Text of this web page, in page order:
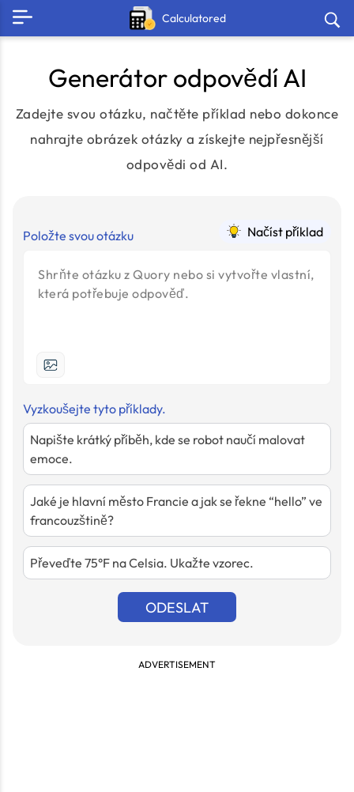
Calculatored
Generátor odpovědí AI
Zadejte svou otázku, načtěte příklad nebo dokonce
nahrajte obrázek otázky a získejte nejpřesnější
odpovědi od AI.
Položte svou otázku Načíst příklad
Vyzkoušejte tyto příklady.
Napište krátký příběh, kde se robot naučí malovat
emoce.
Jaké je hlavní město Francie a jak se řekne “hello” ve
francouzštině?
Převeďte 75°F na Celsia. Ukažte vzorec.
ODESLAT
ADVERTISEMENT